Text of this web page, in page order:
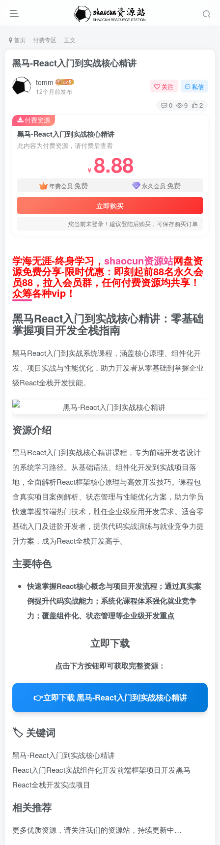
首页 付费专区 正文
黑马-React入门到实战核心精讲
tomm
12个月前发布
关注 私信
0 9 2
黑马-React入门到实战核心精讲
此内容为付费资源，请付费后查看
￥ 8.88
年费会员 免费 永久会员 免费
立即购买
您当前未登录！建议登陆后购买，可保存购买订单
付费资源
学海无涯-终身学习， shaocun资源站网盘资
源免费分享-限时优惠：即刻起前88名永久会
员88，拉入会员群，任何付费资源均共享！
众筹各种vip！
黑马React入门到实战核心精讲：零基础
掌握项目开发全栈指南
黑马React入门到实战系统课程，涵盖核心原理、组件化开
发、项目实战与性能优化，助力开发者从零基础到掌握企业
级React全栈开发技能。
资源介绍
黑马React入门到实战核心精讲课程，专为前端开发者设计
的系统学习路径。从基础语法、组件化开发到实战项目落
地，全面解析React框架核心原理与高效开发技巧。课程包
含真实项目案例解析、状态管理与性能优化方案，助力学员
快速掌握前端热门技术，胜任企业级应用开发需求。适合零
基础入门及进阶开发者，提供代码实战演练与就业竞争力提
升方案，成为React全栈开发高手。
主要特色
快速掌握React核心概念与项目开发流程；通过真实案
例提升代码实战能力；系统化课程体系强化就业竞争
力；覆盖组件化、状态管理等企业级开发重点
立即下载
点击下方按钮即可获取完整资源：
👉立即下载 黑马-React入门到实战核心精讲
🏷️ 关键词
黑马-React入门到实战核心精讲
React入门React实战组件化开发前端框架项目开发黑马
React全栈开发实战项目
相关推荐
更多优质资源，请关注我们的资源站，持续更新中…